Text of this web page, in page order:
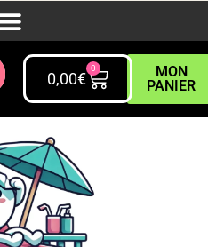
0,00€
0
MON
PANIER